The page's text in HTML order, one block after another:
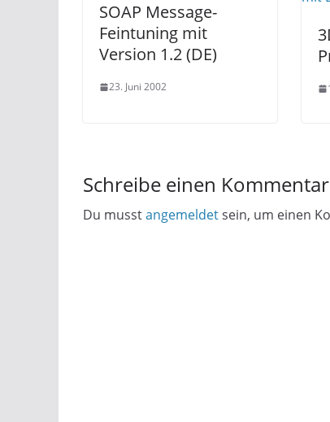
SOAP Message-
Feintuning mit
Version 1.2 (DE)
23. Juni 2002
Schreibe einen Kommentar
Du musstangemeldetsein, um einen